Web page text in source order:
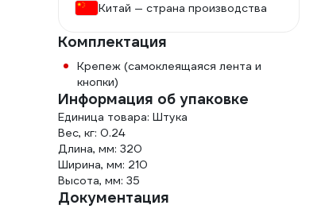
Китай — страна производства
Комплектация
Крепеж (самоклеящаяся лента и
кнопки)
Информация об упаковке
Единица товара: Штука
Вес, кг: 0.24
Длина, мм: 320
Ширина, мм: 210
Высота, мм: 35
Документация